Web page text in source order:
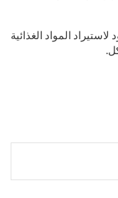
المواد الغذائية